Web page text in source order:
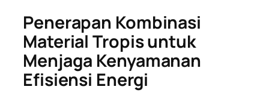
Penerapan Kombinasi
Material Tropis untuk
Menjaga Kenyamanan
Efisiensi Energi